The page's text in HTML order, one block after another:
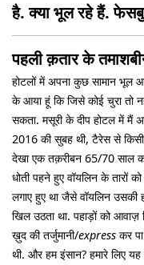
है. क्या भूल रहे हैं.
पहली क़तार के
होटलों में अपना कुछ सामान भूल
के आया हूं कि जिसे कोई चुरा तो
सकता. मसूरी के दीप होटल में मैं
2016 की सुबह थी, टैरेस से
देखा एक तक़रीबन 65/70 साल
धोती पहने हुए वॉयलिन के तारों
लगाए हुए था जैसे वॉयलिन
खिल उठता था. पहाड़ों को
ख़ुद की तर्जुमानी/express कर
थी. और हम इंसान? हमारे लिए